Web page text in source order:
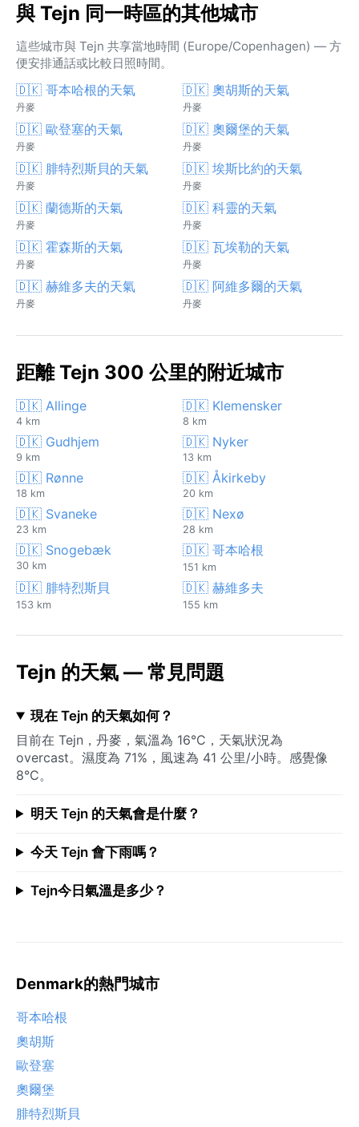
與 Tejn 同一時區的其他城市
這些城市與 Tejn 共享當地時間 (Europe/Copenhagen) — 方
便安排通話或比較日照時間。
🇩🇰 哥本哈根的天氣
丹麥
🇩🇰 奧胡斯的天氣
丹麥
🇩🇰 歐登塞的天氣
丹麥
🇩🇰 奧爾堡的天氣
丹麥
🇩🇰 腓特烈斯貝的天氣
丹麥
🇩🇰 埃斯比約的天氣
丹麥
🇩🇰 蘭德斯的天氣
丹麥
🇩🇰 科靈的天氣
丹麥
🇩🇰 霍森斯的天氣
丹麥
🇩🇰 瓦埃勒的天氣
丹麥
🇩🇰 赫維多夫的天氣
丹麥
🇩🇰 阿維多爾的天氣
丹麥
距離 Tejn 300 公里的附近城市
🇩🇰 Allinge
4 km
🇩🇰 Klemensker
8 km
🇩🇰 Gudhjem
9 km
🇩🇰 Nyker
13 km
🇩🇰 Rønne
18 km
🇩🇰 Åkirkeby
20 km
🇩🇰 Svaneke
23 km
🇩🇰 Nexø
28 km
🇩🇰 Snogebæk
30 km
🇩🇰 哥本哈根
151 km
🇩🇰 腓特烈斯貝
153 km
🇩🇰 赫維多夫
155 km
Tejn 的天氣 — 常見問題
現在 Tejn 的天氣如何？
目前在 Tejn，丹麥，氣溫為 16°C，天氣狀況為
overcast。濕度為 71%，風速為 41 公里/小時。感覺像
8°C。
明天 Tejn 的天氣會是什麼？
今天 Tejn 會下雨嗎？
Tejn今日氣溫是多少？
Denmark的熱門城市
哥本哈根
奧胡斯
歐登塞
奧爾堡
腓特烈斯貝